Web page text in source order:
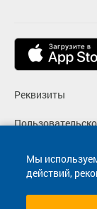
Мы
действий,
Реквизиты
Политика
Согласие на